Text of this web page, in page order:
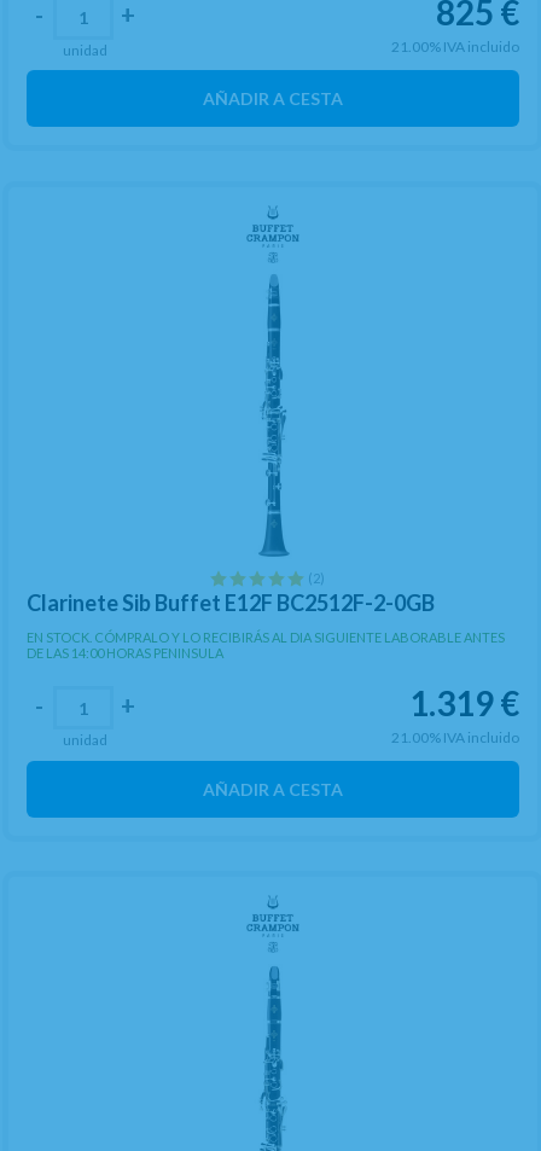
825 €
21.00% IVA incluido
- +
unidad
AÑADIR A CESTA
(2)
Clarinete Sib Buffet E12F BC2512F-2-0GB
EN STOCK. CÓMPRALO Y LO RECIBIRÁS AL DIA SIGUIENTE LABORABLE ANTES
DE LAS 14:00 HORAS PENINSULA
1.319€
21.00% IVA incluido
- +
unidad
AÑADIR A CESTA